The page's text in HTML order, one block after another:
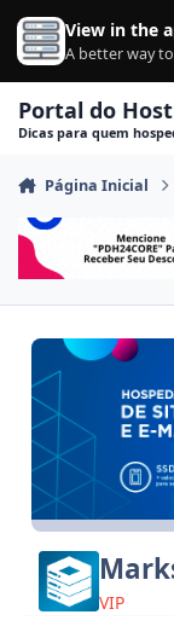
Ir para conteúdo
View in the
A better way
Portal do Host
Dicas para quem
Página Inicial
VIP